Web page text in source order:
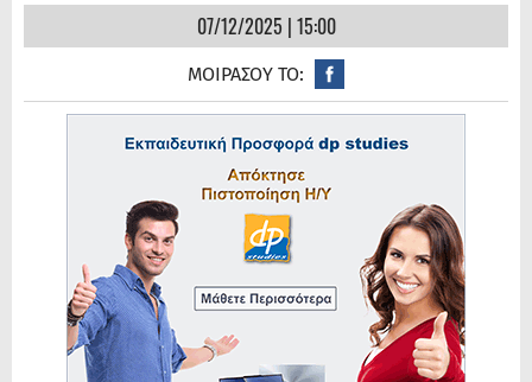
07/12/2025 | 15:00
ΜΟΙΡΑΣΟΥ ΤΟ: